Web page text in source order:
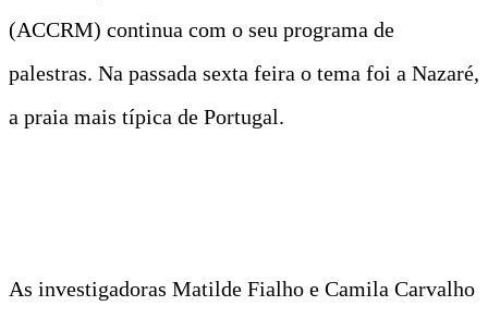
(ACCRM) continua com o seu programa de
palestras. Na passada sexta feira o tema foi a Nazaré,
a praia mais típica de Portugal.
As investigadoras Matilde Fialho e Camila Carvalho